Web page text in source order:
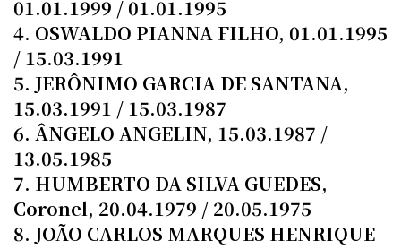
01.01.1999 / 01.01.1995
4. OSWALDO PIANNA FILHO, 01.01.1995
/ 15.03.1991
5. JERÔNIMO GARCIA DE SANTANA,
15.03.1991 / 15.03.1987
6. ÂNGELO ANGELIN, 15.03.1987 /
13.05.1985
7. HUMBERTO DA SILVA GUEDES,
Coronel, 20.04.1979 / 20.05.1975
8. JOÃO CARLOS MARQUES HENRIQUE